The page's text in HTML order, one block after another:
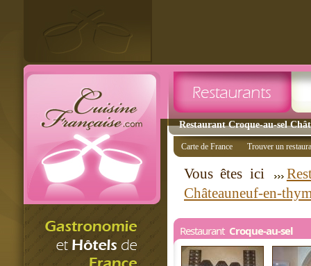
Restaurant Croque-au-sel
Carte de France Trouver un
Vous êtes ici
Châteauneuf-en-
Restaurant Croque-au-sel